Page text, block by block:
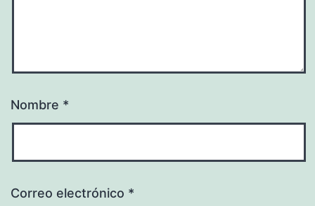
Nombre *
Correo electrónico *